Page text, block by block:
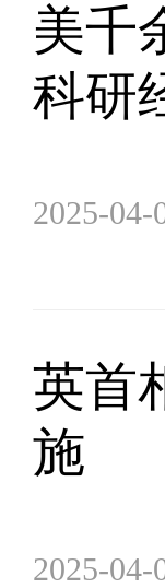
美千
科研
2025-04-
英首
施
2025-04-